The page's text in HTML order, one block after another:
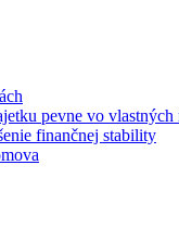
pevne vo vlastných
finančnej stability